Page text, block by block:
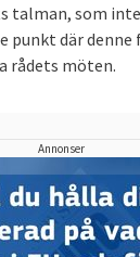
talman, som
punkt där
rådets möten.
Annonser